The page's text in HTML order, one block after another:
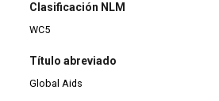
Clasificación NLM
WC5
Título abreviado
Global Aids